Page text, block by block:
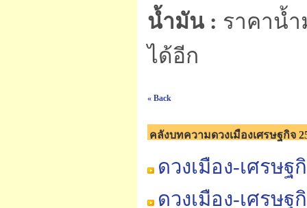
น้ำมัน : ราคาน้
ได้อีก
« Back
คลังบทความดวงเมืองเศรษฐกิจ
ดวงเมือง-เศรษฐ
ดวงเมือง-เศรษฐ